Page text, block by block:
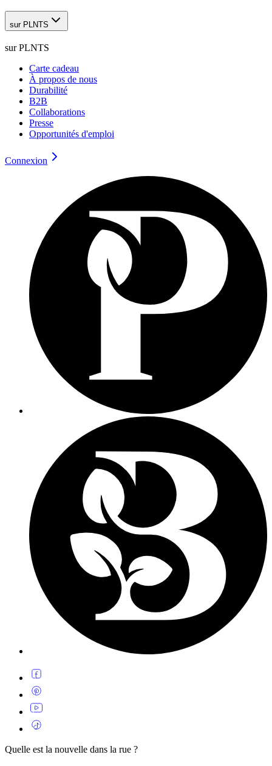
sur PLNTS
sur PLNTS
Carte cadeau
À propos de nous
Durabilité
B2B
Collaborations
Presse
Opportunités d'emploi
Connexion
Quelle est la nouvelle dans la rue ?